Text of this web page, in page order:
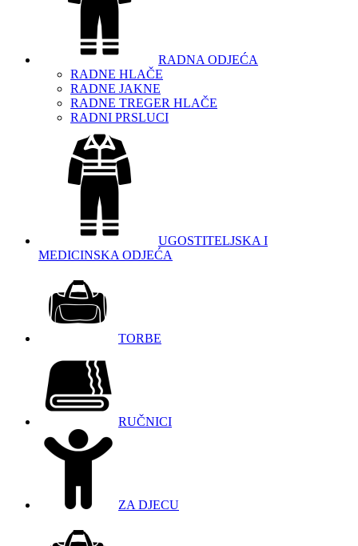
RADNA ODJEĆA
RADNE HLAČE
RADNE JAKNE
RADNE TREGER HLAČE
RADNI PRSLUCI
UGOSTITELJSKA I
MEDICINSKA ODJEĆA
TORBE
RUČNICI
ZA DJECU